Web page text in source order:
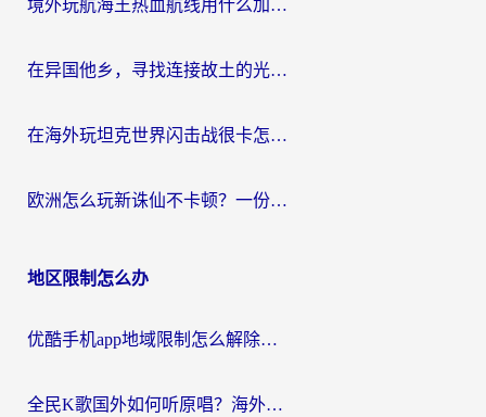
境外玩航海王热血航线用什么加速器？2026海外玩家实测最优方案（附欧洲问道堡垒前线加速技巧）
在异国他乡，寻找连接故土的光明大陆免费加速器
在海外玩坦克世界闪击战很卡怎么办？老玩家亲测有效的加速器选择指南
欧洲怎么玩新诛仙不卡顿？一份给海外游子的国服游戏畅玩指南
地区限制怎么办
优酷手机app地域限制怎么解除？海外党亲测有效的追剧方案
全民K歌国外如何听原唱？海外党亲测有效的回国加速器选择指南